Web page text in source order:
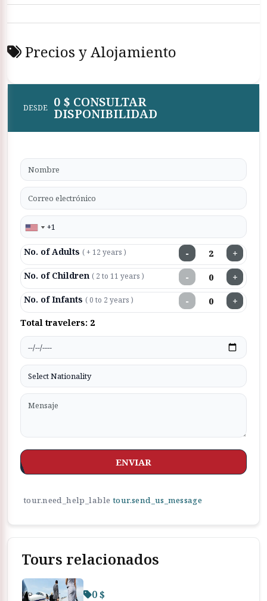
preocupado del camino. También nuestro representante te
dará una idea general de los actividades y tours que puedes
seguro y tranquilo de todas las preocupaciones que
con mucha seguridad y comodidad
Precios y Alojamiento
DESDE 0 $ CONSULTAR
DISPONIBILIDAD
No. of Adults ( + 12 years ) − +
No. of Children ( 2 to 11 years ) − +
No. of Infants ( 0 to 2 years ) − +
Total travelers: 2
ENVIAR
tour.need_help_lable tour.send_us_message
Tours relacionados
0 $